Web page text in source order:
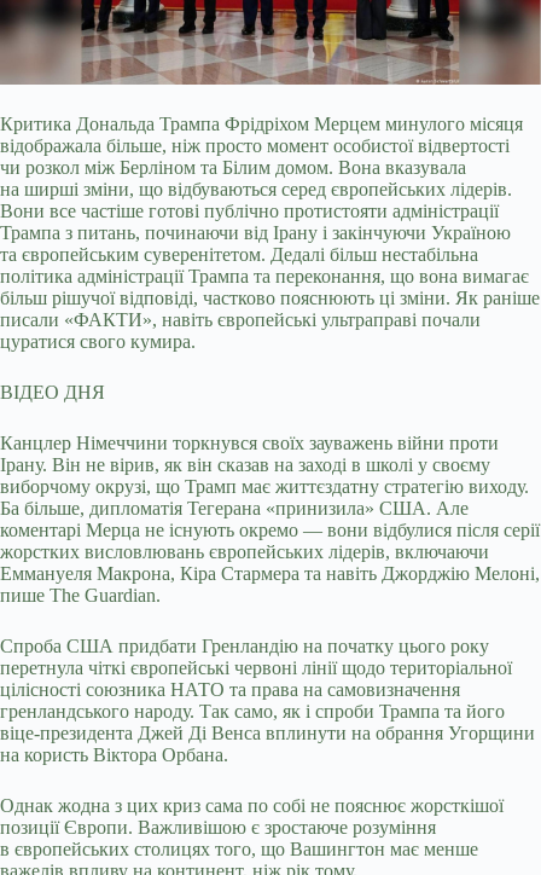
Критика Дональда Трампа Фрідріхом Мерцем минулого місяця
відображала більше, ніж просто момент особистої відвертості
чи розкол між Берліном та Білим домом. Вона вказувала
на ширші зміни, що відбуваються серед європейських лідерів.
Вони все частіше готові публічно протистояти адміністрації
Трампа з питань, починаючи від Ірану і закінчуючи Україною
та європейським суверенітетом. Дедалі більш нестабільна
політика адміністрації Трампа та переконання, що вона вимагає
більш рішучої відповіді, частково пояснюють ці зміни. Як раніше
писали «ФАКТИ», навіть європейські ультраправі почали
цуратися свого кумира.
ВІДЕО ДНЯ
Канцлер Німеччини торкнувся своїх зауважень війни проти
Ірану. Він не вірив, як він сказав на заході в школі у своєму
виборчому окрузі, що Трамп має життєздатну стратегію виходу.
Ба більше, дипломатія Тегерана «принизила» США. Але
коментарі Мерца не існують окремо — вони відбулися після серії
жорстких висловлювань європейських лідерів, включаючи
Еммануеля Макрона, Кіра Стармера та навіть Джорджію Мелоні,
пише The Guardian.
Спроба США придбати Гренландію на початку цього року
перетнула чіткі європейські червоні лінії щодо територіальної
цілісності союзника НАТО та права на самовизначення
гренландського народу. Так само, як і спроби Трампа та його
віце-президента Джей Ді Венса вплинути на обрання Угорщини
на користь Віктора Орбана.
Однак жодна з цих криз сама по собі не пояснює жорсткішої
позиції Європи. Важливішою є зростаюче розуміння
в європейських столицях того, що Вашингтон має менше